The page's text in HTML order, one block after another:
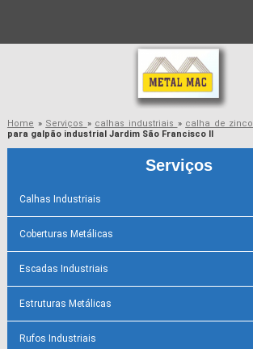
Home » Serviços » calhas industriais » calha de zinco
para galpão industrial Jardim São Francisco II
Serviços
Calhas Industriais
Coberturas Metálicas
Escadas Industriais
Estruturas Metálicas
Rufos Industriais